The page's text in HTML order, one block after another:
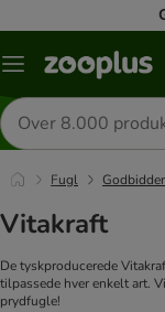
Menu
Søg
efter
produkter
Fugl
Vitakraft
De tyskproducerede
tilpassede hver enkelt art.
prydfugle!